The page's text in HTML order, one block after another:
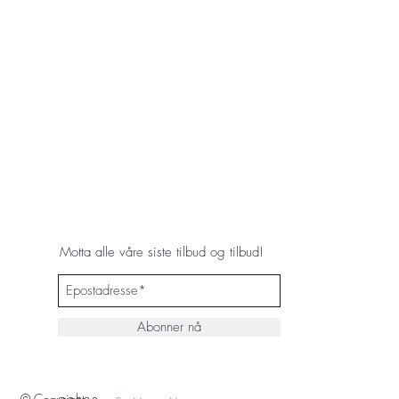
Motta alle våre siste tilbud og tilbud!
Abonner nå